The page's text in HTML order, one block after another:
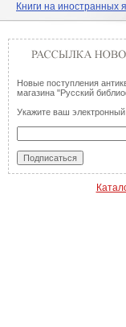
Книги на иностранных
Новые поступления
магазина "Русский
Укажите ваш электронный